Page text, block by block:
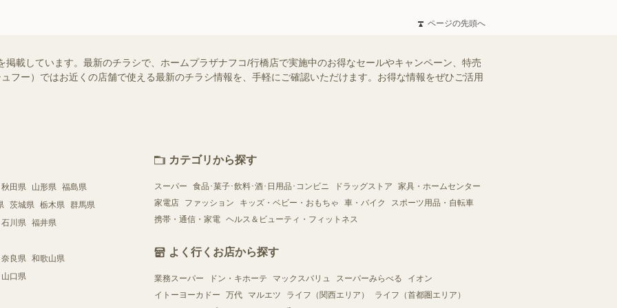
ページの先頭へ
載しています。最新のチラシで、ホームプラザナフコ/行橋店で実施中のお得なセールやキャンペーン、特売
フー）ではお近くの店舗で使える最新のチラシ情報を、手軽にご確認いただけます。お得な情報をぜひご活用
秋田県 山形県 福島県
茨城県 栃木県 群馬県
石川県 福井県
奈良県 和歌山県
山口県
カテゴリから探す
スーパー 食品･菓子･飲料･酒･日用品･コンビニ ドラッグストア
家具・ホームセンター
家電店
ファッション キッズ・ベビー・おもちゃ 車・バイク
スポーツ用品・自転車
携帯・通信・家電 ヘルス＆ビューティ・フィットネス
よく行くお店から探す
業務スーパー ドン・キホーテ マックスバリュ スーパーみらべる
イオン
イトーヨーカドー
万代 マルエツ ライフ（関西エリア）
ライフ（首都圏エリア）